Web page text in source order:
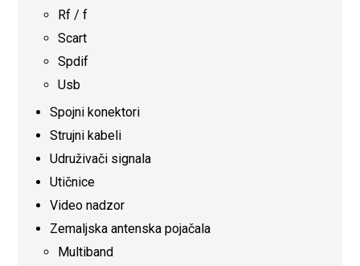
Rf / f
Scart
Spdif
Usb
Spojni konektori
Strujni kabeli
Udruživači signala
Utičnice
Video nadzor
Zemaljska antenska pojačala
Multiband